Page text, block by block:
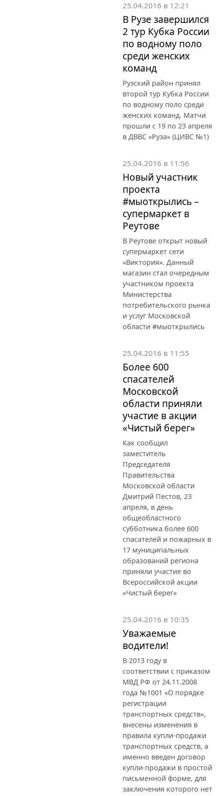
25.04.2016 в 12:21
В Рузе завершился
2 тур Кубка России
по водному поло
среди женских
команд
Рузский район принял
второй тур Кубка России
по водному поло среди
женских команд. Матчи
прошли с 19 по 23 апреля
в ДВВС «Руза» (ЦИВС №1)
25.04.2016 в 11:56
Новый участник
проекта
#мыоткрылись –
супермаркет в
Реутове
В Реутове открыт новый
супермаркет сети
«Виктория». Данный
магазин стал очередным
участником проекта
Министерства
потребительского рынка
и услуг Московской
области #мыоткрылись
25.04.2016 в 11:55
Более 600
спасателей
Московской
области приняли
участие в акции
«Чистый берег»
Как сообщил
заместитель
Председателя
Правительства
Московской области
Дмитрий Пестов, 23
апреля, в день
общеобластного
субботника более 600
спасателей и пожарных в
17 муниципальных
образований региона
приняли участие во
Всероссийской акции
«Чистый берег»
25.04.2016 в 10:35
Уважаемые
водители!
В 2013 году в
соответствии с приказом
МВД РФ от 24.11.2008
года №1001 «О порядке
регистрации
транспортных средств»,
внесены изменения в
правила купли-продажи
транспортных средств, а
именно введен договор
купли-продажи в простой
письменной форме, для
заключения которого нет